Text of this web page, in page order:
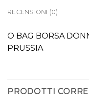
RECENSIONI (0)
O BAG BORSA
PRUSSIA
PRODOTTI